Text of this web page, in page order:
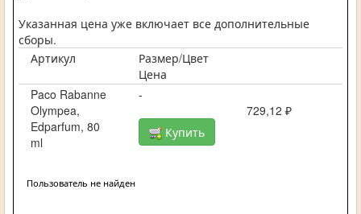
Указанная цена уже включает все дополнительные
сборы.
Артикул
Размер/Цвет
Цена
Paco Rabanne
Olympea,
Edparfum, 80
ml
-
729,12 ₽
Купить
Пользователь не найден